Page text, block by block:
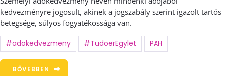
kedvezményre jogosult, akinek a jogszabály szerint igazolt tartós
betegsége, súlyos fogyatékossága van.
#adokedvezmeny #TudoerEgylet PAH
BŐVEBBEN